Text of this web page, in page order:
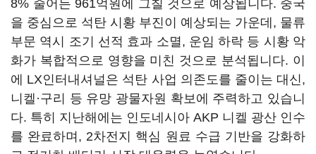
8% 줄어든 961억원에 그칠 것으로 예상됩니다. 중국
을 중심으로 석탄 시황 부진이 예상되는 가운데, 물류
부문 역시 조기 선적 효과 소멸, 운임 하락 등 시황 악
화가 복합적으로 영향을 미친 것으로 분석됩니다. 이
에 LX인터내셔널은 석탄 사업 의존도를 줄이는 대신,
니켈·구리 등 유망 광물자원 확보에 주력하고 있습니
다. 특히 지난해에는 인도네시아 AKP 니켈 광산 인수
를 완료하며, 2차전지 핵심 원료 수급 기반을 강화하